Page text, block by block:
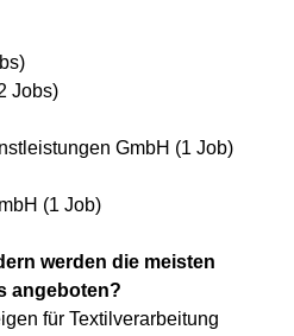
Jobs)
GmbH (1 Job)
(1 Job)
werden die meisten
angeboten?
für Textilverarbeitung